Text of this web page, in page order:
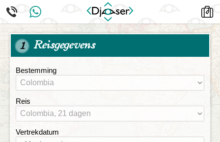
1 Reisgegevens
Bestemming
Reis
Vertrekdatum